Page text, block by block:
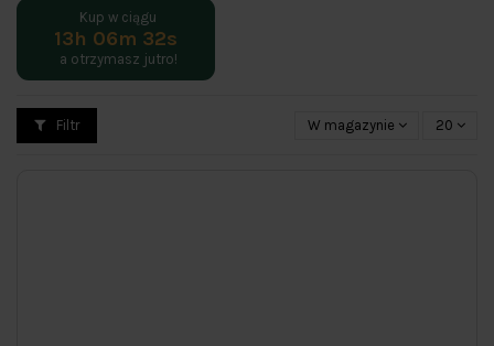
Kup w ciągu
13h 06m 32s
a otrzymasz jutro!
Filtr W magazynie 20